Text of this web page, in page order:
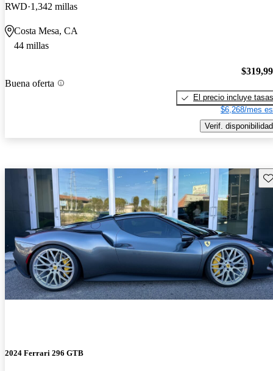
RWD 1,342 millas
Costa Mesa, CA
44 millas
Buena oferta
El precio incluye tasas
$6,268/mes
Verif. disponibilidad
2024 Ferrari 296 GTB